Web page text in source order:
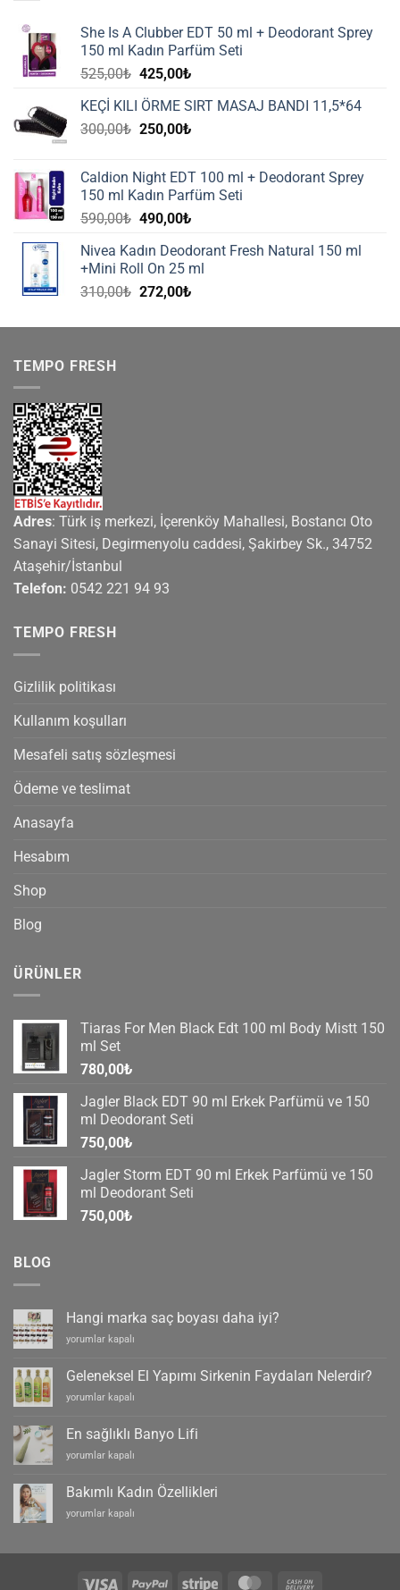
She Is A Clubber EDT 50 ml + Deodorant Sprey
150 ml Kadın Parfüm Seti
525,00₺ Orijinal
525,00₺.
425,00₺Şu
fiyat:
425,00₺.
KEÇİ KILI ÖRME SIRT MASAJ BANDI 11,5*64
300,00₺ Orijinal
250,00₺Şu
250,00₺.
Caldion Night EDT 100 ml + Deodorant Sprey
150 ml Kadın Parfüm Seti
590,00₺ Orijinal
590,00₺.
490,00₺Şu
fiyat:
490,00₺.
Nivea Kadın Deodorant Fresh Natural 150 ml
+Mini Roll On 25 ml
310,00₺ Orijinal
310,00₺.
272,00₺Şu
fiyat:
TEMPO FRESH
Adres: Türk iş merkezi, İçerenköy Mahallesi, Bostancı Oto
Sanayi Sitesi, Degirmenyolu caddesi, Şakirbey Sk., 34752
Ataşehir/İstanbul
Telefon: 0542 221 94 93
TEMPO FRESH
Gizlilik politikası
Kullanım koşulları
Mesafeli satış sözleşmesi
Ödeme ve teslimat
Anasayfa
Hesabım
Shop
Blog
ÜRÜNLER
Tiaras For Men Black Edt 100 ml Body Mistt 150
ml Set
780,00₺
Jagler Black EDT 90 ml Erkek Parfümü ve 150
ml Deodorant Seti
750,00₺
Jagler Storm EDT 90 ml Erkek Parfümü ve 150
ml Deodorant Seti
750,00₺
BLOG
Hangi marka saç boyası daha iyi?
Hangi
saç
boyası
daha
için
yorumlar kapalı
Geleneksel El Yapımı Sirkenin Faydaları Nelerdir?
Geleneksel
Yapımı
Sirkenin
Faydaları
için
yorumlar kapalı
En sağlıklı Banyo Lifi
En
Banyo
Lifi
için
yorumlar kapalı
Bakımlı Kadın Özellikleri
Bakımlı
yorumlar kapalı
Visa PayPal Stripe MasterCard